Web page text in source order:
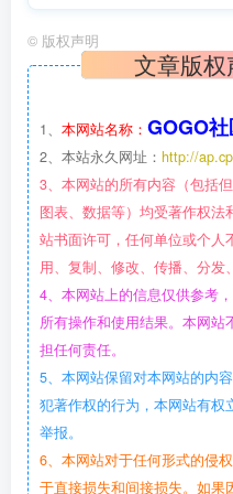
© 版权声明
文章版
1、 本网站名称： GOGO
2、本站永久网址： http://
3、本网站的所有内容（包括
图表、数据等）均受著作权法
站书面许可，任何单位或个人
用、复制、修改、传播、分发
4、本网站上的信息仅供参考
所有操作和使用结果。本网站
担任何责任。
5、本网站保留对本网站的内
犯著作权的行为，本网站有权
举报。
6、本网站对于任何形式的侵
于直接损失和间接损失。如果